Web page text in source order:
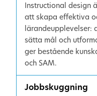
Instructional design
att skapa effektiva
lärandeupplevelser:
sätta mål och
ger bestående
och SAM.
Jobbskuggning